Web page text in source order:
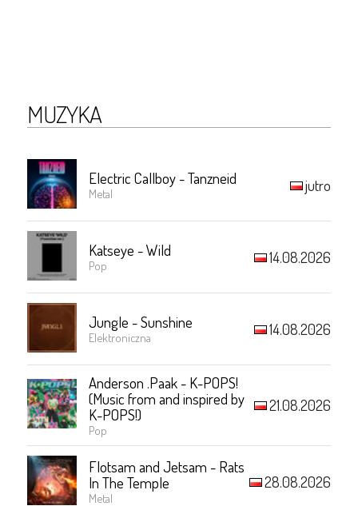
MUZYKA
Electric Callboy - Tanzneid
Metal jutro
Katseye - Wild
Pop 14.08.2026
Jungle - Sunshine
Elektroniczna 14.08.2026
Anderson .Paak - K-POPS!
(Music from and inspired by
K-POPS!)
Pop
21.08.2026
Flotsam and Jetsam - Rats
In The Temple
Metal
28.08.2026